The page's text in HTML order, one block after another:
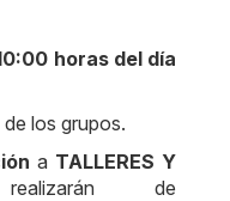
horas del día
los grupos.
a TALLERES Y
de